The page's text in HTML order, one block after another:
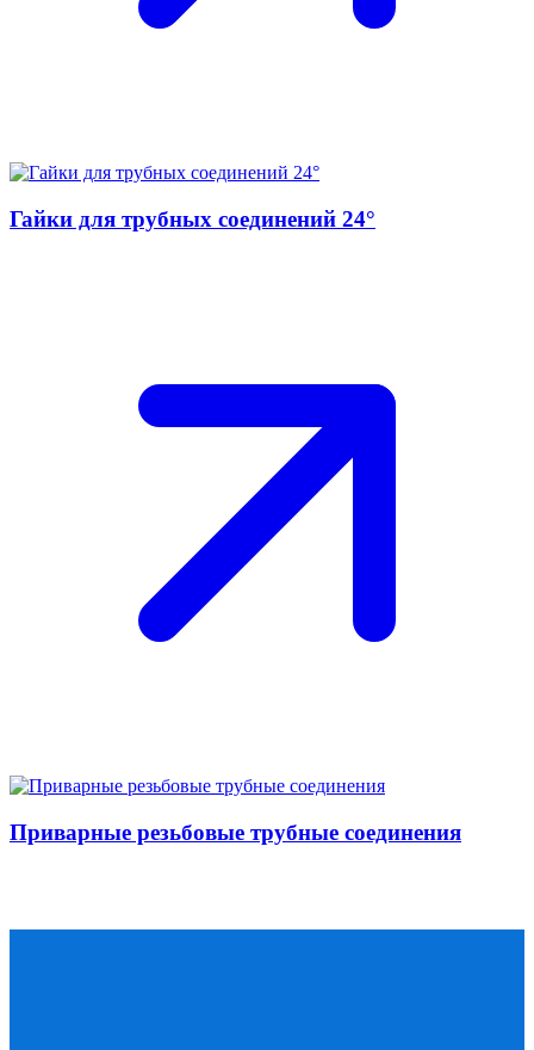
Гайки для трубных соединений 24°
Приварные резьбовые трубные соединения